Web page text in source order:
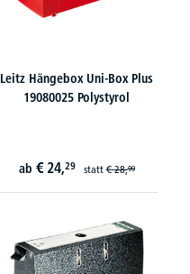
Leitz Hängebox Uni-Box Plus
19080025 Polystyrol
ab € 24,29 statt€ 28,99